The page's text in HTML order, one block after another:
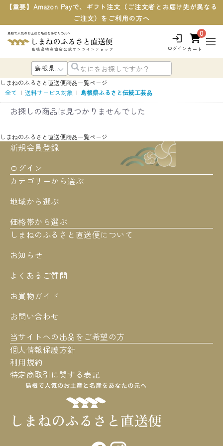
【重要】Amazon Payで、ギフト注文（ご注文者とお届け先が異なる
ご注文）をご利用の方へ
ログイン
0
カート
しまねのふるさと直送便商品一覧ページ
全て | 送料サービス対象 | 島根県ふるさと伝統工芸品
お探しの商品は見つかりませんでした
しまねのふるさと直送便商品一覧ページ
カテゴリーから選ぶ
地域から選ぶ
価格帯から選ぶ
新規会員登録
ログイン
しまねのふるさと直送便について
お知らせ
よくあるご質問
お買物ガイド
お問い合わせ
当サイトへの出品をご希望の方
個人情報保護方針
利用規約
特定商取引に関する表記